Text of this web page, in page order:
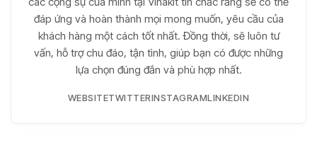
đáp ứng và hoàn thành mọi mong muốn, yêu cầu của
khách hàng một cách tốt nhất. Đồng thời, sẽ luôn tư
vấn, hỗ trợ chu đáo, tận tình, giúp bạn có được những
lựa chọn đúng đắn và phù hợp nhất.
WEBSITETWITTERINSTAGRAMLINKEDIN